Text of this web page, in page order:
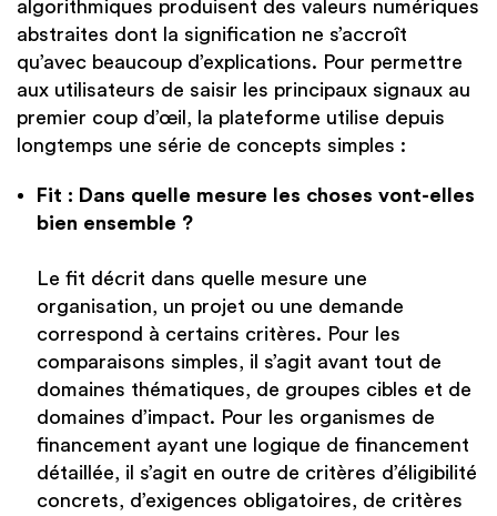
algorithmiques produisent des valeurs numériques
abstraites dont la signification ne s’accroît
qu’avec beaucoup d’explications. Pour permettre
aux utilisateurs de saisir les principaux signaux au
premier coup d’œil, la plateforme utilise depuis
longtemps une série de concepts simples :
Fit : Dans quelle mesure les choses vont-elles
bien ensemble ?
Le fit décrit dans quelle mesure une
organisation, un projet ou une demande
correspond à certains critères. Pour les
comparaisons simples, il s’agit avant tout de
domaines thématiques, de groupes cibles et de
domaines d’impact. Pour les organismes de
financement ayant une logique de financement
détaillée, il s’agit en outre de critères d’éligibilité
concrets, d’exigences obligatoires, de critères